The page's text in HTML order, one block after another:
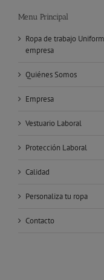
Menu Principal
Ropa de trabajo
empresa
Quiénes Somos
Empresa
Vestuario Laboral
Protección Laboral
Calidad
Personaliza tu ropa
Contacto